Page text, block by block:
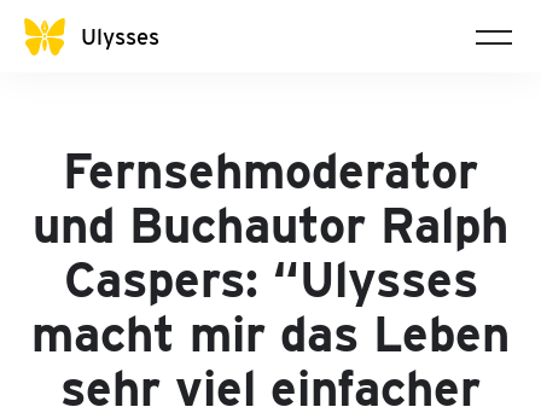
Ulysses
Fernsehmoderator
und Buchautor Ralph
Caspers: “Ulysses
macht mir das Leben
sehr viel einfacher